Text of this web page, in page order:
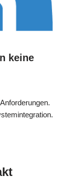
keine